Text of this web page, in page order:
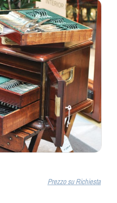
Prezzo su Richiesta